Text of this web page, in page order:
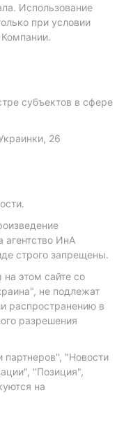
Использование
при условии
субъектов в сфере
26
ИнА
строго запрещены.
этом сайте со
не подлежат
распространению в
разрешения
"Новости
"Позиция",
на